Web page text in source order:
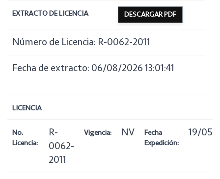
EXTRACTO DE LICENCIA DESCARGAR PDF
Número de Licencia: R-0062-2011
Fecha de extracto: 06/08/2026 13:01:41
LICENCIA
No.
Licencia:
R-
0062-
2011
Vigencia: NV
Fecha
Expedición:
19/05/